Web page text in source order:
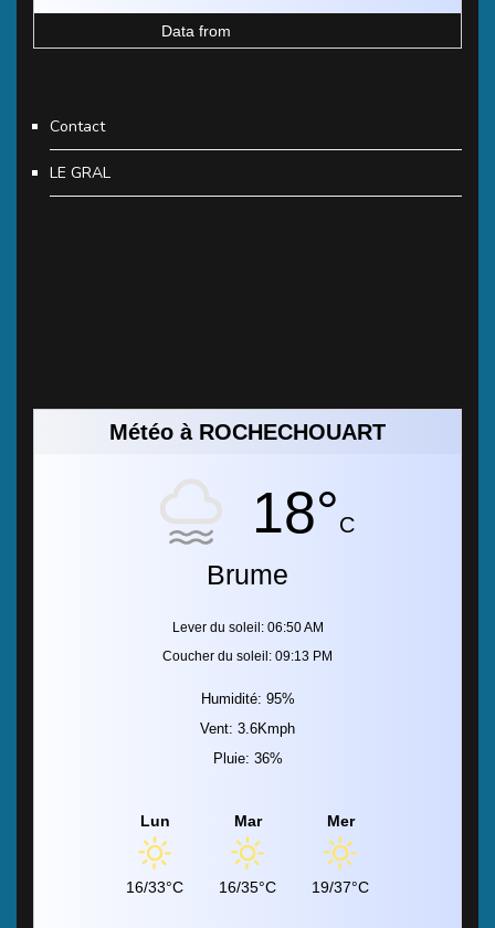
Data from
Contact
LE GRAL
Météo à ROCHECHOUART
18°C
Brume
Lever du soleil: 06:50 AM
Coucher du soleil: 09:13 PM
Humidité: 95%
Vent: 3.6Kmph
Pluie: 36%
Lun
16/33°C
Mar
16/35°C
Mer
19/37°C